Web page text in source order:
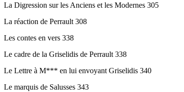
La Digression sur les Anciens et les Modernes 305
La réaction de Perrault 308
Les contes en vers 338
Le cadre de la Griselidis de Perrault 338
Le Lettre à M*** en lui envoyant Griselidis 340
Le marquis de Salusses 343